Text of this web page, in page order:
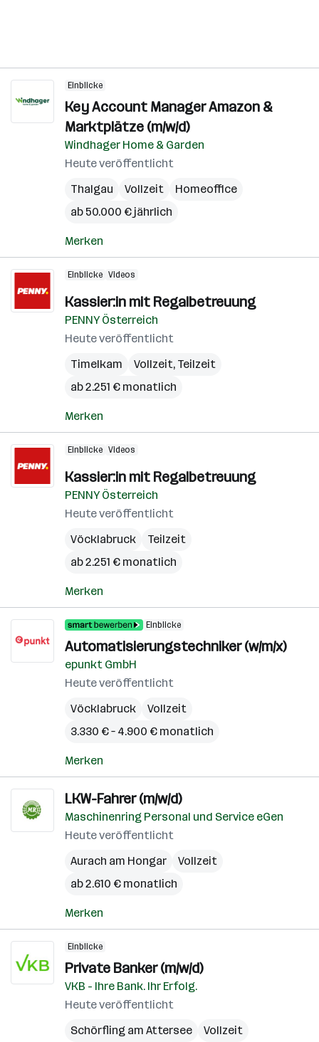
Einblicke
Key Account Manager Amazon &
Marktplätze (m/w/d)
Windhager Home & Garden
Heute veröffentlicht
Thalgau
Vollzeit
Homeoffice
ab 50.000 € jährlich
Merken
Einblicke Videos
Kassier:in mit Regalbetreuung
PENNY Österreich
Heute veröffentlicht
Timelkam
Vollzeit, Teilzeit
ab 2.251 € monatlich
Merken
Einblicke Videos
Kassier:in mit Regalbetreuung
PENNY Österreich
Heute veröffentlicht
Vöcklabruck
Teilzeit
ab 2.251 € monatlich
Merken
Einblicke
Automatisierungstechniker (w/m/x)
epunkt GmbH
Heute veröffentlicht
Vöcklabruck
Vollzeit
3.330 € – 4.900 € monatlich
Merken
LKW-Fahrer (m/w/d)
Maschinenring Personal und Service eGen
Heute veröffentlicht
Aurach am Hongar
Vollzeit
ab 2.610 € monatlich
Merken
Einblicke
Private Banker (m/w/d)
VKB - Ihre Bank. Ihr Erfolg.
Heute veröffentlicht
Schörfling am Attersee
Vollzeit